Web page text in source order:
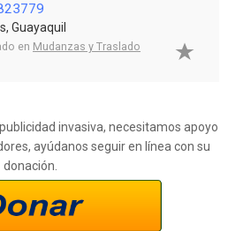
Guayaquil
en Mudanzas y Traslado
invasiva, necesitamos apoyo
ayúdanos seguir en línea con su
donación.